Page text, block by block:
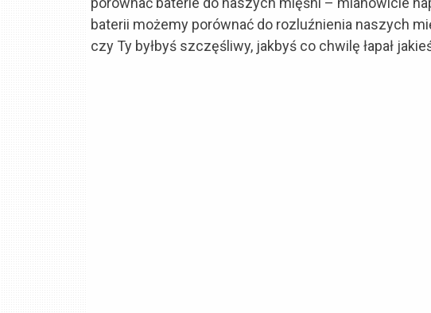
baterii możemy porównać do rozluźnienia naszych
czy Ty byłbyś szczęśliwy, jakbyś co chwilę łapał